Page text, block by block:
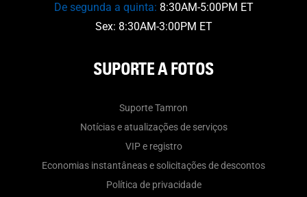
De segunda a quinta: 8:30AM-5:00PM ET
Sex: 8:30AM-3:00PM ET
SUPORTE A FOTOS
Suporte Tamron
Notícias e atualizações de serviços
VIP e registro
Economias instantâneas e solicitações de descontos
Política de privacidade